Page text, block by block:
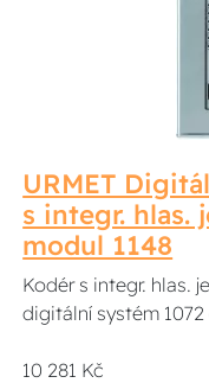
URMET
s integr. hlas.
modul 1148
Kodér s integr. hlas.
digitální systém
10 281 Kč